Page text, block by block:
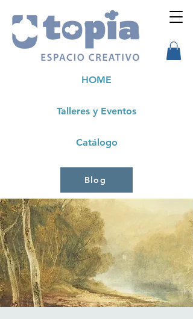
Talleres y Eventos
HOME
Catálogo
Blog